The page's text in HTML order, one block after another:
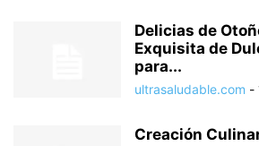
Delicias de
Exquisita de
para...
ultrasaludable.com -
Creación